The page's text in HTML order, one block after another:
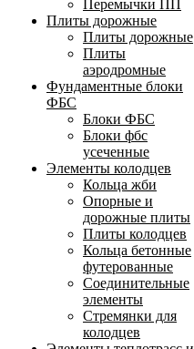
Перемычки ПП
Плиты дорожные
Плиты дорожные
Плиты
аэродромные
Фундаментные блоки
ФБС
Блоки ФБС
Блоки фбс
усеченные
Элементы колодцев
Кольца жби
Опорные и
дорожные плиты
Плиты колодцев
Кольца бетонные
футерованные
Соединительные
элементы
Стремянки для
колодцев